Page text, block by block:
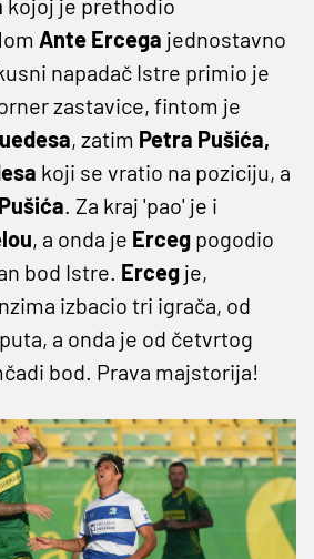
kojoj je prethodio
Ante Ercega jednostavno
napadač Istre primio je
zastavice, fintom je
, zatim Petra Pušića,
koji se vratio na poziciju, a
Pušića. Za kraj 'pao' je i
, a onda je Erceg pogodio
bod Istre. Erceg je,
izbacio tri igrača, od
a onda je od četvrtog
bod. Prava majstorija!